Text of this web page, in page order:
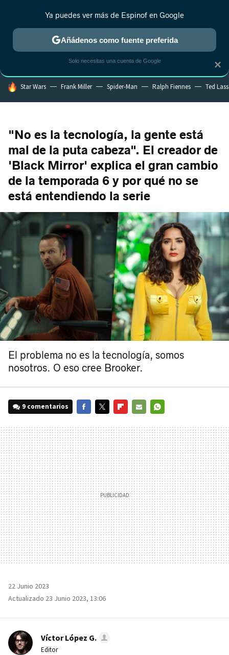
ESTRENOS REALITY ANIME RANKINGS CINE
HOY SE HABLA DE
Star Wars Frank Miller Spider-Man Ralph Fiennes Ted
"No es la tecnología, la gente está
mal de la puta cabeza". El creador de
'Black Mirror' explica el gran cambio
de la temporada 6 y por qué no se
está entendiendo la serie
El problema no es la tecnología, somos
nosotros. O eso cree Brooker.
9 comentarios
MAIL
22 Junio 2023
Actualizado 23 Junio 2023, 13:06
Víctor López G.
Editor
×
Ya puedes ver más de Espinof en Google
Añádenos como fuente preferida
Solo necesitas una cuenta de Google